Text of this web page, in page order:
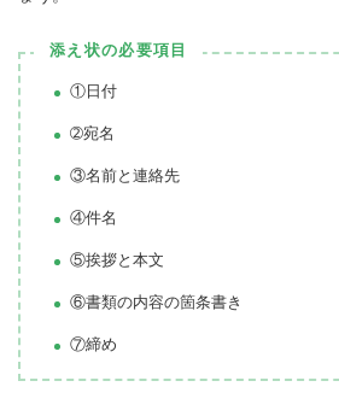
添え状の必要項目
①日付
➁宛名
③名前と連絡先
④件名
⑤挨拶と本文
⑥書類の内容の箇条書き
⑦締め